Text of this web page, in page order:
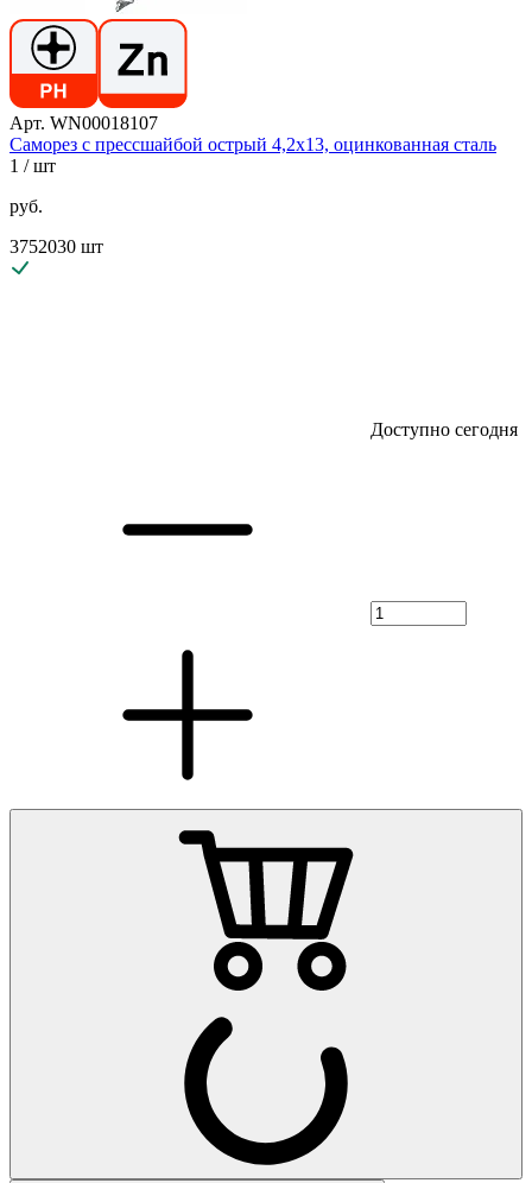
Арт. WN00018107
Саморез с прессшайбой острый 4,2х13, оцинкованная сталь
1 / шт
руб.
3752030 шт
Доступно сегодня